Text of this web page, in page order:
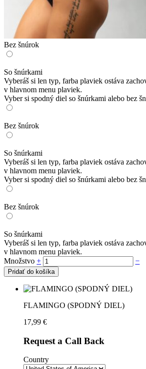
Bez šnúrok
So šnúrkami
Vyberáš si len typ, farba plaviek ostáva
v hlavnom menu plaviek.
Vyber si spodný diel so šnúrkami alebo bez
Bez šnúrok
So šnúrkami
Vyberáš si len typ, farba plaviek ostáva
v hlavnom menu plaviek.
Vyber si spodný diel so šnúrkami alebo bez
Bez šnúrok
So šnúrkami
Vyberáš si len typ, farba plaviek ostáva
v hlavnom menu plaviek.
Množstvo + −
Pridať do košíka
FLAMINGO (SPODNÝ DIEL)
17,99 €
Request a Call Back
Country